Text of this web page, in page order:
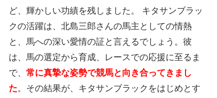
ど、輝かしい功績を残しました。 キタサンブラッ
クの活躍は、北島三郎さんの馬主としての情熱
と、馬への深い愛情の証と言えるでしょう。彼
は、馬の選定から育成、レースでの応援に至るま
で、 常に真摯な姿勢で競馬と向き合ってきまし
た。その結果が、キタサンブラックをはじめとす